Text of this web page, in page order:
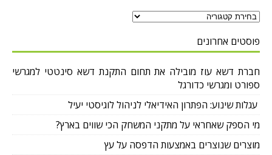
פוסטים אחרונים
חברת דשא עוז מובילה את תחום התקנת דשא סינטטי למגרשי
ספורט ומגרשי כדורגל
עגלות שינוע: הפתרון האידיאלי לניהול לוגיסטי יעיל
מי הספק שאחראי על מתקני המשחק הכי שווים בארץ?
מוצרים שנוצרים באמצעות הדפסה על עץ